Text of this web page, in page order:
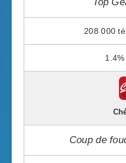
208 000
1.4%
Coup de